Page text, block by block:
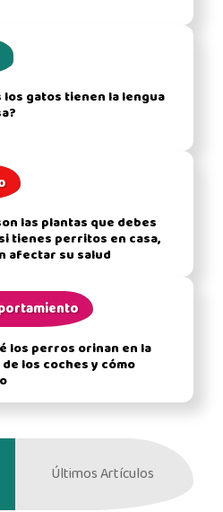
los gatos tienen la lengua
las plantas que debes
tienes perritos en casa,
afectar su salud
los perros orinan en la
los coches y cómo
Últimos Artículos